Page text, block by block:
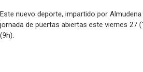
Este nuevo deporte, impartido por
jornada de puertas abiertas este viernes 27
(9h).